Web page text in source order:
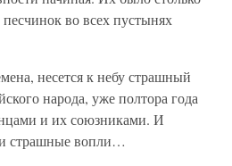
во всех пустынях
несется к небу страшный
народа, уже полтора года
и их союзниками. И
страшные вопли…